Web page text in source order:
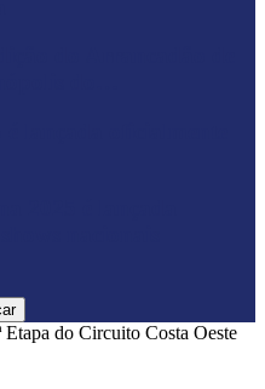
Etapa do Circuito Costa Oeste